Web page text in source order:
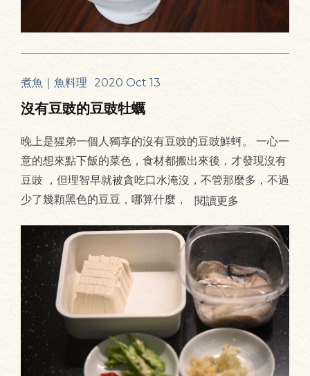
煮魚｜魚料理 2020 Oct 13
沒有豆豉的豆豉牡蠣
晚上是猩弟一個人獨享的沒有豆豉的豆豉鮮蚵。 一心一
意的想來點下飯的菜色，食材都搬出來後，才發現沒有
豆豉 ，但理智早就被貪吃口水淹沒，不管那麼多，不過
少了幾顆黑色的豆豆，哪算什麼，
閱讀更多